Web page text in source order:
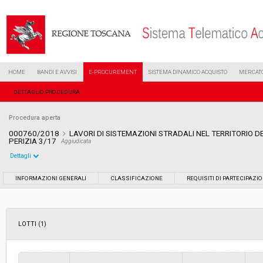
HOME BANDI E AVVISI E-PROCUREMENT SISTEMA DINAMICO ACQUISTO
DETTAGLIO PROCEDURA
Procedura aperta
000760/2018
LAVORI DI SISTEMAZIONI STRADALI NEL TERRITORIO
PERIZIA 3/17
Aggiudicata
Data pubblicazione:
Dettagli
INFORMAZIONI GENERALI CLASSIFICAZIONE REQUISITI DI
LOTTI (1)